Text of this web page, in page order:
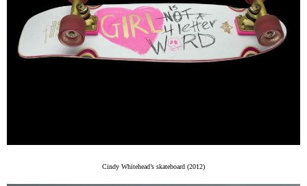
Cindy Whitehead’s skateboard (2012)